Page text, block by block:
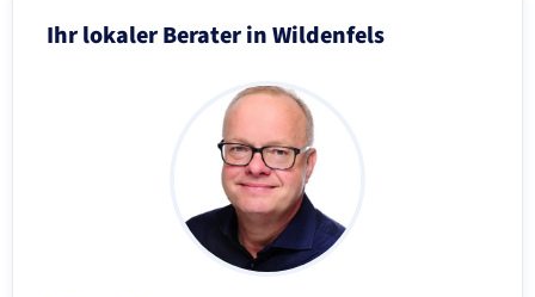
Ihr lokaler Berater in Wildenfels